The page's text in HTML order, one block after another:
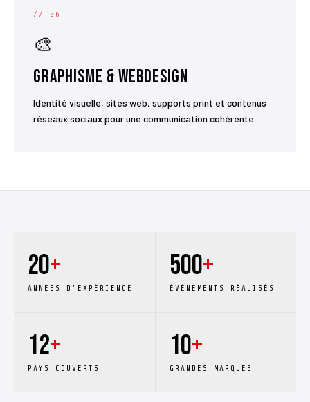
// 06
🎨
Graphisme & Webdesign
Identité visuelle, sites web, supports print et contenus
réseaux sociaux pour une communication cohérente.
20+
ANNÉES D'EXPÉRIENCE
500+
ÉVÉNEMENTS RÉALISÉS
12+
PAYS COUVERTS
10+
GRANDES MARQUES